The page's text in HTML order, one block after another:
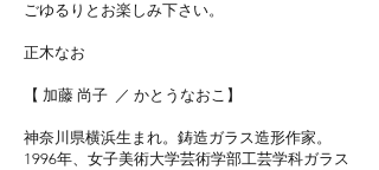
ごゆるりとお楽しみ下さい。
正木なお
【 加藤 尚子 ／ かとうなおこ】
神奈川県横浜生まれ。鋳造ガラス造形作家。
1996年、女子美術大学芸術学部工芸学科ガラス